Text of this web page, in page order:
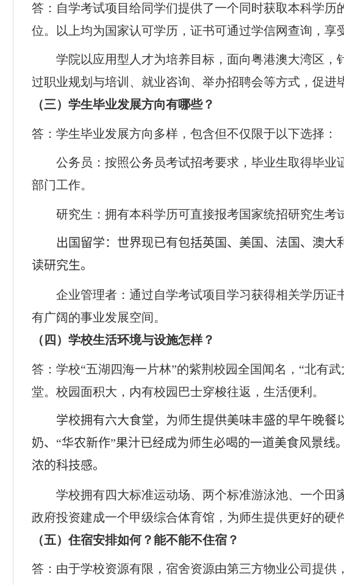
答：自学考试项目给同学们提供了一个同时获取本科学
位。以上均为国家认可学历，证书可通过学信网查询，享
学院以应用型人才为培养目标，面向粤港澳大湾区
过职业规划与培训、就业咨询、举办招聘会等方式，促进
（三）学生毕业发展方向有哪些？
答：学生毕业发展方向多样，包含但不仅限于以下选择：
公务员：按照公务员考试招考要求，毕业生取得毕
部门工作。
研究生：拥有本科学历可直接报考国家统招研究生考
出国留学：世界现已有包括英国、美国、法国、澳大
读研究生。
企业管理者：通过自学考试项目学习获得相关学历
有广阔的事业发展空间。
（四）学校生活环境与设施怎样？
答：学校“五湖四海一片林”的紫荆校园全国闻名，“北有
堂。校园面积大，内有校园巴士穿梭往返，生活便利。
学校拥有六大食堂，为师生提供美味丰盛的早午晚
奶、“华农新作”果汁已经成为师生必喝的一道美食风景线
浓的科技感。
学校拥有四大标准运动场、两个标准游泳池、一个
政府投资建成一个甲级综合体育馆，为师生提供更好的硬
（五）住宿安排如何？能不能不住宿？
答：由于学校资源有限，宿舍资源由第三方物业公司提